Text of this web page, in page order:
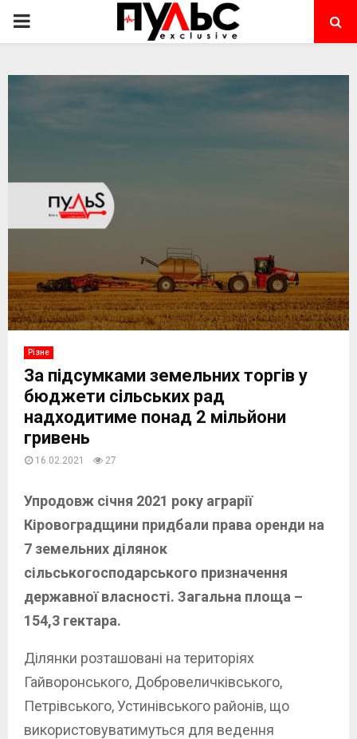
PRIMARY
Різне
За підсумками земельних торгів у
бюджети сільських рад
надходитиме понад 2 мільйони
гривень
16.02.2021 27
Упродовж січня 2021 року аграрії
Кіровоградщини придбали права оренди на
7 земельних ділянок
сільськогосподарського призначення
державної власності. Загальна площа –
154,3 гектара.
Ділянки розташовані на територіях
Гайворонського, Добровеличківського,
Петрівського, Устинівського районів, що
використовуватимуться для ведення